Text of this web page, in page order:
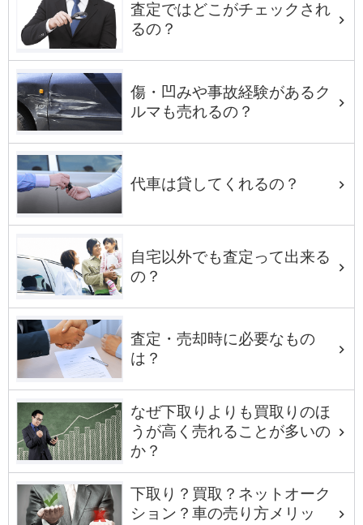
査定ではどこがチェックされ
るの？
傷・凹みや事故経験があるク
ルマも売れるの？
代車は貸してくれるの？
自宅以外でも査定って出来る
の？
査定・売却時に必要なもの
は？
なぜ下取りよりも買取りのほ
うが高く売れることが多いの
か？
下取り？買取？ネットオーク
ション？車の売り方メリッ